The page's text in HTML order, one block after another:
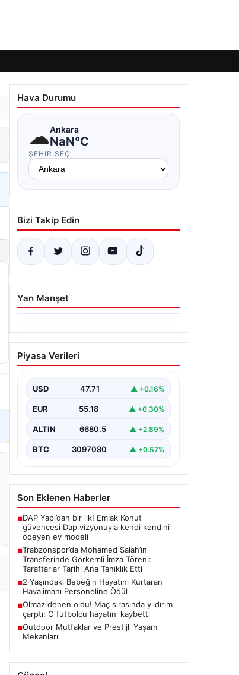
Hava Durumu
☁Ankara
NaN°C
ŞEHIR SEÇ
Bizi Takip Edin
Yan Manşet
06.08.2026
Trabzonspor’da Mohamed
Salah’ın Transferinde
Taraftarlar Tarihi Ana
Tanıklık Etti
yıldız isimlerinden Mohamed Salah’ı
yaşıyor. Yoğun ilgiyle karşılanan…
Piyasa Verileri
USD 47.71 ▲ +0.16%
EUR 55.18 ▲ +0.30%
ALTIN 6680.5 ▲ +2.89%
BTC 3097080 ▲ +0.57%
Son Eklenen Haberler
■DAP Yapı’dan bir ilk! Emlak Konut
güvencesi Dap vizyonuyla kendi kendini
ödeyen ev modeli
■Trabzonspor’da Mohamed Salah’ın
Transferinde Görkemli İmza Töreni:
Taraftarlar Tarihi Ana Tanıklık Etti
■2 Yaşındaki Bebeğin Hayatını Kurtaran
Havalimanı Personeline Ödül
■Olmaz denen oldu! Maç sırasında yıldırım
çarptı: O futbolcu hayatını kaybetti
■Outdoor Mutfaklar ve Prestijli Yaşam
Mekanları